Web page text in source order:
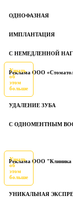
ОДНОФАЗНАЯ
ИМПЛАНТАЦИЯ
С НЕМЕДЛЕННОЙ
Реклама ООО
Узнать
об
этом
больше
УДАЛЕНИЕ ЗУБА
С ОДНОМЕНТНЫМ
Реклама ООО "Клиника
Узнать
об
этом
больше
УНИКАЛЬНАЯ